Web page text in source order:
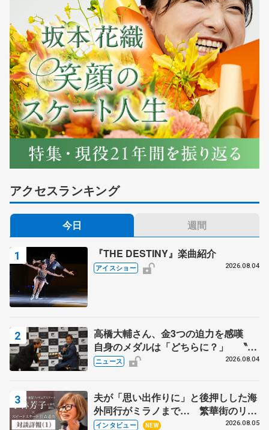
アクセスランキング
今日 週間
『THE DESTINY』楽曲紹介
アイスショー 2026.08.04
高橋大輔さん、金3つの迫力を感嘆
自身のメダルは「どちらに？」 〝リ
ス兄弟〟オリンピック3連覇の野村忠
ニュース 2026.08.04
夫が「思い出作りに」と後押しした海
外同行がミラノまで… 繁華街のリン
クでは不良のお兄さんも味方に 小林
インタビュー NEW 2026.08.05